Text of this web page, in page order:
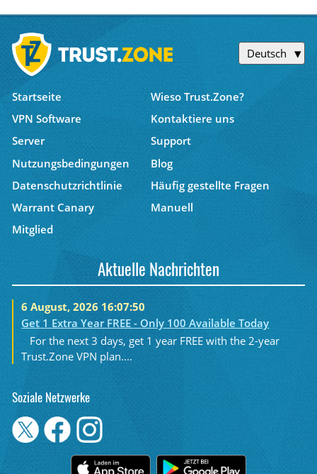
Deutsch
Startseite
Wieso Trust.Zone?
VPN Software
Kontaktiere uns
Server
Support
Nutzungsbedingungen
Blog
Datenschutzrichtlinie
Häufig gestellte Fragen
Warrant Canary
Manuell
Mitglied
Aktuelle Nachrichten
6 August, 2026 16:07:50
Get 1 Extra Year FREE - Only 100 Available Today
For the next 3 days, get 1 year FREE with the 2-year
Trust.Zone VPN plan....
Soziale Netzwerke